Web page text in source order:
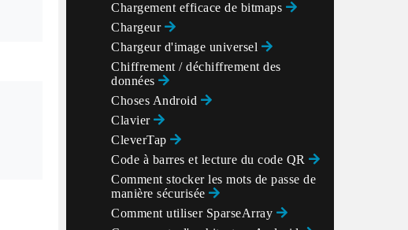
Chargement efficace de bitmaps
Chargeur
Chargeur d'image universel
Chiffrement / déchiffrement des
données
Choses Android
Clavier
CleverTap
Code à barres et lecture du code QR
Comment stocker les mots de passe de
manière sécurisée
Comment utiliser SparseArray